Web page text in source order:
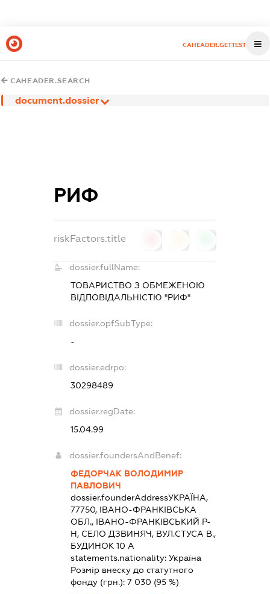
CAHEADER.GETTEST
CAHEADER.SEARCH
document.dossier
РИФ
riskFactors.title
dossier.fullName:
ТОВАРИСТВО З ОБМЕЖЕНОЮ
ВІДПОВІДАЛЬНІСТЮ "РИФ"
dossier.opfSubType:
-
dossier.edrpo:
30298489
dossier.regDate:
15.04.99
dossier.foundersAndBenef:
ФЕДОРЧАК ВОЛОДИМИР
ПАВЛОВИЧ
dossier.founderAddressУКРАЇНА,
77750, ІВАНО-ФРАНКІВСЬКА
ОБЛ., ІВАНО-ФРАНКІВСЬКИЙ Р-
Н, СЕЛО ДЗВИНЯЧ, ВУЛ.СТУСА В.,
БУДИНОК 10 А
statements.nationality: Україна
Розмір внеску до статутного
фонду (грн.): 7 030 (95 %)